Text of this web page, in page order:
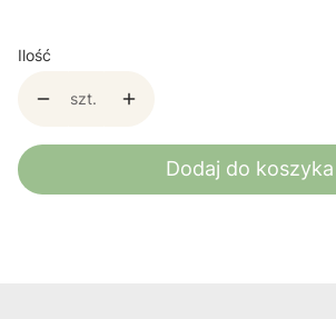
Ilość
szt.
Dodaj do koszyka